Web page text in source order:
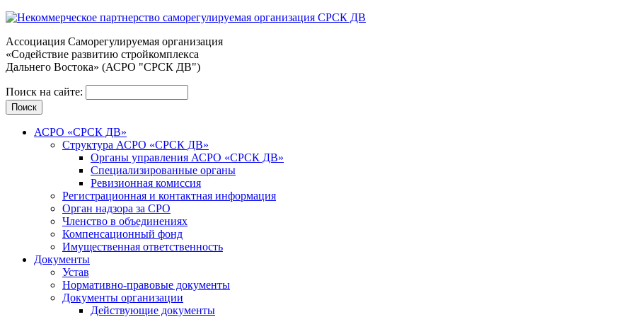
Ассоциация Cаморегулируемая организация
«Содействие развитию стройкомплекса
Дальнего Востока» (АСРО "СРСК ДВ")
Поиск на сайте:
АСРО «СРСК ДВ»
Структура АСРО «СРСК ДВ»
Органы управления АСРО «СРСК ДВ»
Специализированные органы
Ревизионная комиссия
Регистрационная и контактная информация
Орган надзора за СРО
Членство в объединениях
Компенсационный фонд
Имущественная ответственность
Документы
Устав
Нормативно-правовые документы
Документы организации
Действующие документы